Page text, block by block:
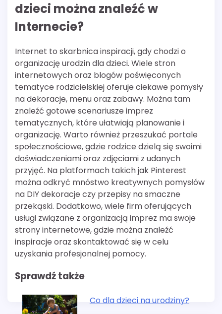
dzieci można znaleźć w
Internecie?
Internet to skarbnica inspiracji, gdy chodzi o
organizację urodzin dla dzieci. Wiele stron
internetowych oraz blogów poświęconych
tematyce rodzicielskiej oferuje ciekawe pomysły
na dekoracje, menu oraz zabawy. Można tam
znaleźć gotowe scenariusze imprez
tematycznych, które ułatwiają planowanie i
organizację. Warto również przeszukać portale
społecznościowe, gdzie rodzice dzielą się swoimi
doświadczeniami oraz zdjęciami z udanych
przyjęć. Na platformach takich jak Pinterest
można odkryć mnóstwo kreatywnych pomysłów
na DIY dekoracje czy przepisy na smaczne
przekąski. Dodatkowo, wiele firm oferujących
usługi związane z organizacją imprez ma swoje
strony internetowe, gdzie można znaleźć
inspiracje oraz skontaktować się w celu
uzyskania profesjonalnej pomocy.
Sprawdź także
Co dla dzieci na urodziny?